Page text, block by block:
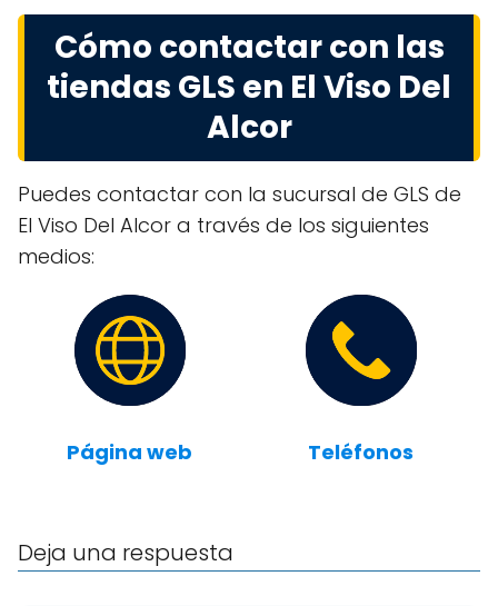
Cómo contactar con las
tiendas GLS en El Viso Del
Alcor
Puedes contactar con la sucursal de GLS de
El Viso Del Alcor a través de los siguientes
medios:
Página web Teléfonos
Deja una respuesta